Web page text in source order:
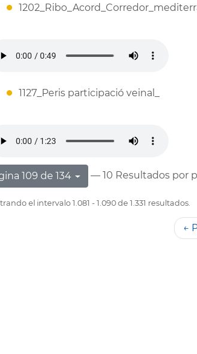
1127_Peris participació veinal_
109 de 134 — 10 Resultados por
el intervalo 1.081 - 1.090 de 1.331 resultados.
←